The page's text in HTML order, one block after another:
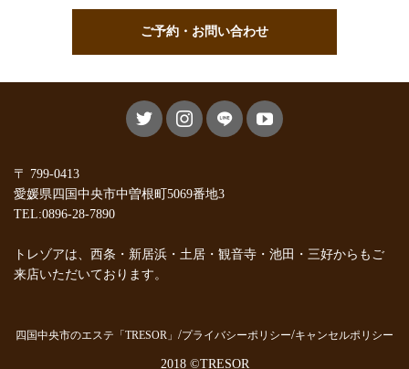
ご予約・お問い合わせ
〒 799-0413
愛媛県四国中央市中曽根町5069番地3
TEL:0896-28-7890
トレゾアは、西条・新居浜・土居・観音寺・池田・三好からもご
来店いただいております。
四国中央市のエステ「TRESOR」 プライバシーポリシー キャンセルポリシー
2018 ©TRESOR